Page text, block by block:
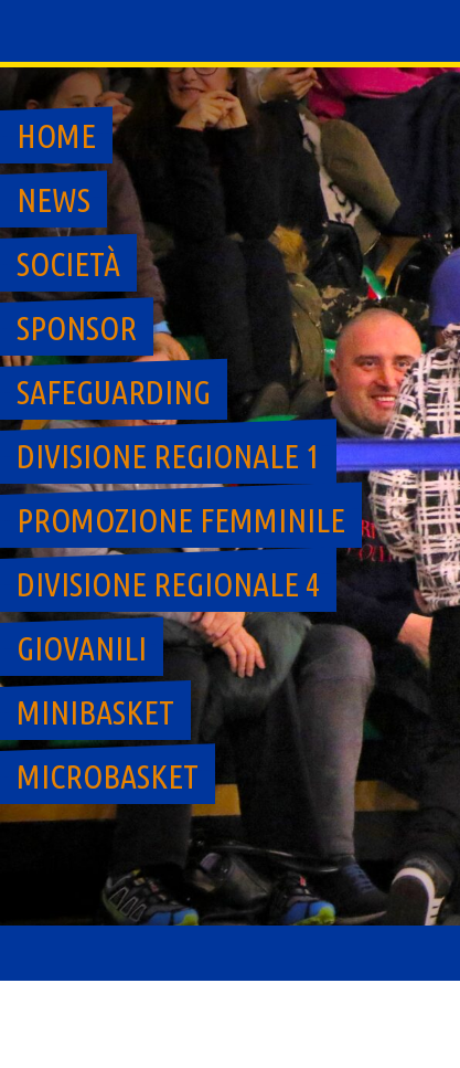
content
HOME
NEWS
SOCIETÀ
SPONSOR
SAFEGUARDING
DIVISIONE REGIONALE 1
PROMOZIONE FEMMINILE
DIVISIONE REGIONALE 4
GIOVANILI
MINIBASKET
MICROBASKET